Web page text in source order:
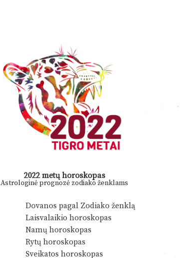
2022 metų horoskopas
Astrologinė prognozė zodiako ženklams
Dovanos pagal Zodiako ženklą
Laisvalaikio horoskopas
Namų horoskopas
Rytų horoskopas
Sveikatos horoskopas